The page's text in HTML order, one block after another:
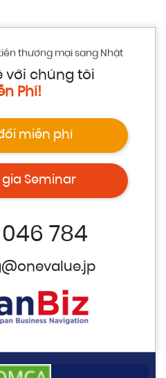
thương mại sang Nhật
với chúng tôi
Phí!
miễn phí
gia Seminar
784